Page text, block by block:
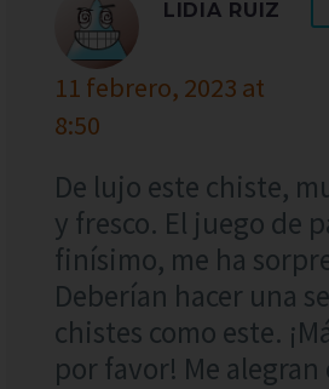
LIDIA RUIZ
11 febrero, 2023 at
8:50
De lujo este chiste,
y fresco. El juego de
finísimo, me ha
Deberían hacer una
chistes como este.
por favor! Me alegran